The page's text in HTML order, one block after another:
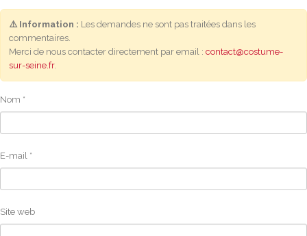
⚠️ Information : Les demandes ne sont pas traitées dans les
commentaires.
Merci de nous contacter directement par email : contact@costume-
sur-seine.fr.
Nom *
E-mail *
Site web